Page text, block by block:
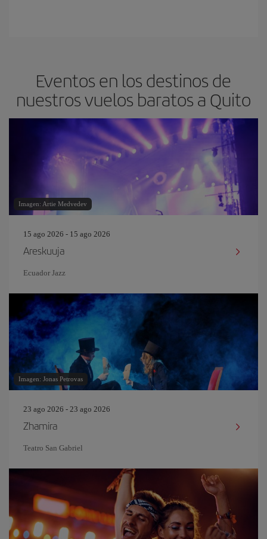
Eventos en los destinos de
nuestros vuelos baratos a Quito
Imagen: Artie Medvedev
15 ago 2026 - 15 ago 2026
Areskuuja
Ecuador Jazz
Imagen: Jonas Petrovas
23 ago 2026 - 23 ago 2026
Zhamira
Teatro San Gabriel